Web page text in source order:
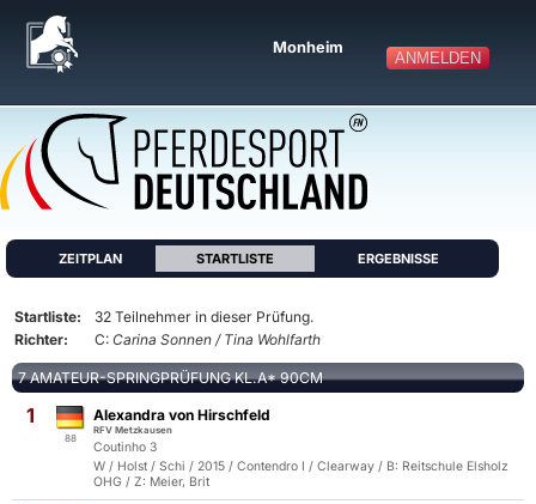
ANMELDEN
Monheim
ZEITPLAN STARTLISTE ERGEBNISSE
Startliste:
32 Teilnehmer in dieser Prüfung.
Richter:
C: Carina Sonnen / Tina Wohlfarth
7 AMATEUR-SPRINGPRÜFUNG KL.A* 90CM
1
88
Alexandra von Hirschfeld
RFV Metzkausen
Coutinho 3
W / Holst / Schi / 2015 / Contendro I / Clearway / B: Reitschule Elsholz
OHG / Z: Meier, Brit